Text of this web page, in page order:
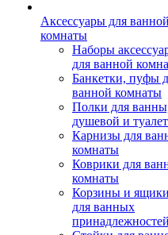
Аксессуары для ванной
комнаты
Наборы
для ванной
Банкетки, пуфы
ванной комнаты
Полки для
душевой и
Карнизы для
комнаты
Коврики для
комнаты
Корзины и ящики
для ванных
принадлежностей